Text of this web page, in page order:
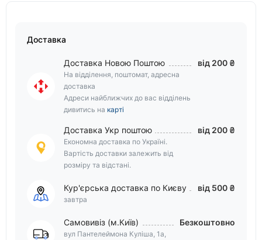
Доставка
Доставка Новою Поштою
На відділення, поштомат, адресна
доставка
Адреси найближчих до вас відділень
дивитись на карті
від 200 ₴
Доставка Укр поштою
Економна доставка по Україні.
Вартість доставки залежить від
розміру та відстані.
від 200 ₴
Кур'єрська доставка по Києву
завтра
від 500 ₴
Самовивіз (м.Київ)
вул Пантелеймона Куліша, 1а,
Безкоштовно